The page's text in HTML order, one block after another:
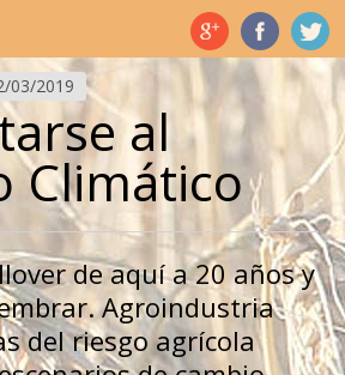
03/2019
al
Climático
de aquí a 20 años y
Agroindustria
del riesgo agrícola